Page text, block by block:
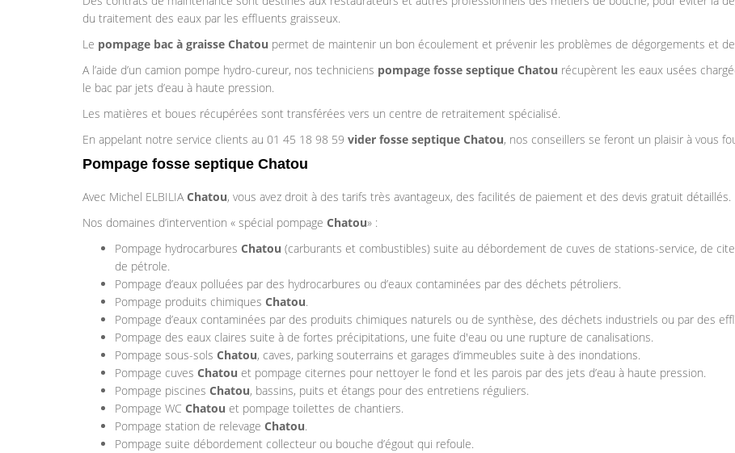
du traitement des eaux par les effluents graisseux.
Le pompage bac à graisse Chatou permet de maintenir un bon écoulement et prévenir les problèmes de dégorgements et
A l’aide d’un camion pompe hydro-cureur, nos techniciens pompage fosse septique Chatou récupèrent les eaux usées
le bac par jets d’eau à haute pression.
Les matières et boues récupérées sont transférées vers un centre de retraitement spécialisé.
En appelant notre service clients au 01 45 18 98 59 vider fosse septique Chatou, nos conseillers se feront un plaisir à vous
Pompage fosse septique Chatou
Avec Michel ELBILIAChatou, vous avez droit à des tarifs très avantageux, des facilités de paiement et des devis gratuit détaillés.
Nos domaines d’intervention « spécial pompage Chatou» :
Pompage hydrocarbures Chatou (carburants et combustibles) suite au débordement de cuves de stations-service, de
de pétrole.
Pompage d’eaux polluées par des hydrocarbures ou d’eaux contaminées par des déchets pétroliers.
Pompage produits chimiques Chatou.
Pompage d’eaux contaminées par des produits chimiques naturels ou de synthèse, des déchets industriels ou par des
Pompage des eaux claires suite à de fortes précipitations, une fuite d'eau ou une rupture de canalisations.
Pompage sous-sols Chatou, caves, parking souterrains et garages d’immeubles suite à des inondations.
Pompage cuves Chatou et pompage citernes pour nettoyer le fond et les parois par des jets d’eau à haute pression.
Pompage piscines Chatou, bassins, puits et étangs pour des entretiens réguliers.
Pompage WC Chatou et pompage toilettes de chantiers.
Pompage station de relevage Chatou.
Pompage suite débordement collecteur ou bouche d’égout qui refoule.